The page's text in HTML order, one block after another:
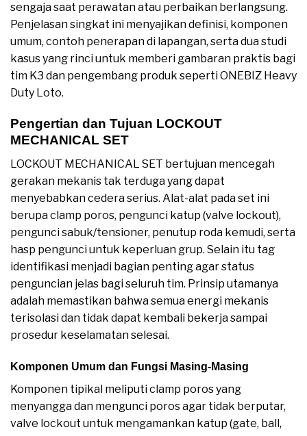
sengaja saat perawatan atau perbaikan berlangsung.
Penjelasan singkat ini menyajikan definisi, komponen
umum, contoh penerapan di lapangan, serta dua studi
kasus yang rinci untuk memberi gambaran praktis bagi
tim K3 dan pengembang produk seperti ONEBIZ Heavy
Duty Loto.
Pengertian dan Tujuan LOCKOUT
MECHANICAL SET
LOCKOUT MECHANICAL SET bertujuan mencegah
gerakan mekanis tak terduga yang dapat
menyebabkan cedera serius. Alat-alat pada set ini
berupa clamp poros, pengunci katup (valve lockout),
pengunci sabuk/tensioner, penutup roda kemudi, serta
hasp pengunci untuk keperluan grup. Selain itu tag
identifikasi menjadi bagian penting agar status
penguncian jelas bagi seluruh tim. Prinsip utamanya
adalah memastikan bahwa semua energi mekanis
terisolasi dan tidak dapat kembali bekerja sampai
prosedur keselamatan selesai.
Komponen Umum dan Fungsi Masing-Masing
Komponen tipikal meliputi clamp poros yang
menyangga dan mengunci poros agar tidak berputar,
valve lockout untuk mengamankan katup (gate, ball,